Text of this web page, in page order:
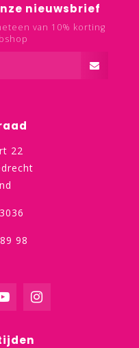
nieuwsbrief
van 10% korting
22
98